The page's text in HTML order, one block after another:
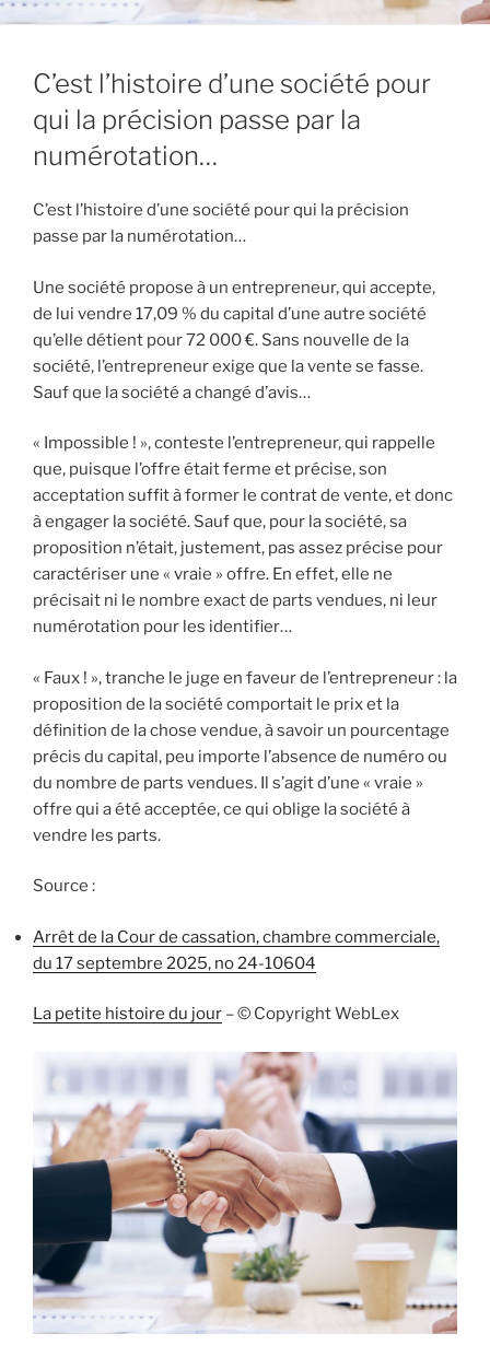
C’est l’histoire d’une société pour
qui la précision passe par la
numérotation…
C’est l’histoire d’une société pour qui la précision
passe par la numérotation…
Une société propose à un entrepreneur, qui accepte,
de lui vendre 17,09 % du capital d’une autre société
qu’elle détient pour 72 000 €. Sans nouvelle de la
société, l’entrepreneur exige que la vente se fasse.
Sauf que la société a changé d’avis…
« Impossible ! », conteste l’entrepreneur, qui rappelle
que, puisque l’offre était ferme et précise, son
acceptation suffit à former le contrat de vente, et donc
à engager la société. Sauf que, pour la société, sa
proposition n’était, justement, pas assez précise pour
caractériser une « vraie » offre. En effet, elle ne
précisait ni le nombre exact de parts vendues, ni leur
numérotation pour les identifier…
« Faux ! », tranche le juge en faveur de l’entrepreneur : la
proposition de la société comportait le prix et la
définition de la chose vendue, à savoir un pourcentage
précis du capital, peu importe l’absence de numéro ou
du nombre de parts vendues. Il s’agit d’une « vraie »
offre qui a été acceptée, ce qui oblige la société à
vendre les parts.
Source :
Arrêt de la Cour de cassation, chambre commerciale,
du 17 septembre 2025, no 24-10604
La petite histoire du jour – © Copyright WebLex